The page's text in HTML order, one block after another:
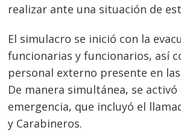
realizar ante una situación de
El simulacro se inició con la
funcionarias y funcionarios, así
personal externo presente en
De manera simultánea, se
emergencia, que incluyó el
y Carabineros.